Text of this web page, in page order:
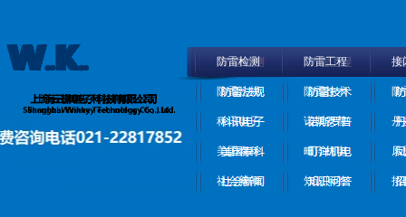
防雷检测 防雷工程 接
防雷法规 防雷技术 防
科讯电子 诺斯罗普 丹
美国泰科 町洋机电 凤
社会新闻 知识问答 招